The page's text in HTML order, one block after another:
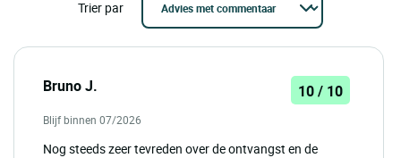
Trier par
Bruno J. 10 / 10
Blijf binnen 07/2026
Nog steeds zeer tevreden over de ontvangst en de